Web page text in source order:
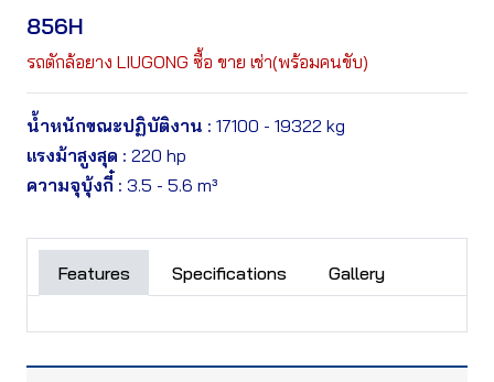
856H
รถตักล้อยาง LIUGONG ซื้อ ขาย เช่า(พร้อมคนขับ)
น้ำหนักขณะปฏิบัติงาน : 17100 - 19322 kg
แรงม้าสูงสุด : 220 hp
ความจุบุ้งกี๋ : 3.5 - 5.6 m³
Features Specifications Gallery